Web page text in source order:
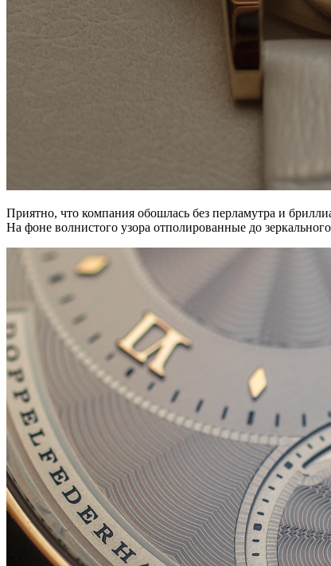
Приятно, что компания обошлась без перламутра и
На фоне волнистого узора отполированные до